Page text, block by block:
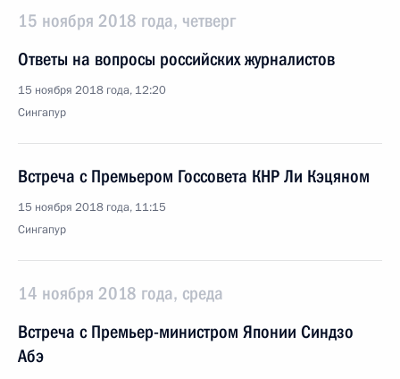
15 ноября 2018 года, четверг
Ответы на вопросы российских журналистов
15 ноября 2018 года, 12:20
Сингапур
Встреча с Премьером Госсовета КНР Ли Кэцяном
15 ноября 2018 года, 11:15
Сингапур
14 ноября 2018 года, среда
Встреча с Премьер-министром Японии Синдзо
Абэ